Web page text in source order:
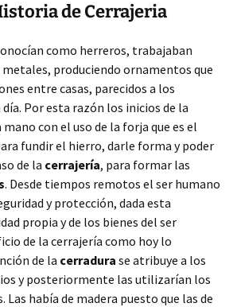
de Cerrajeria
como herreros, trabajaban
produciendo ornamentos que
entre casas, parecidos a los
Por esta razón los inicios de la
mano con el uso de la forja que es el
fundir el hierro, darle forma y poder
de la cerrajería, para formar las
. Desde tiempos remotos el ser humano
y protección, dada esta
propia y de los bienes del ser
de la cerrajería como hoy lo
de la cerradura se atribuye a los
y posteriormente las utilizarían los
Las había de madera puesto que las de